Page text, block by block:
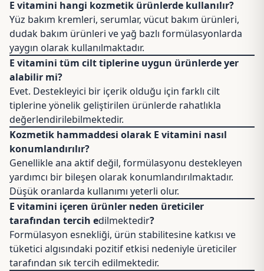
E vitamini hangi kozmetik ürünlerde kullanılır?
Yüz bakım kremleri, serumlar, vücut bakım ürünleri,
dudak bakım ürünleri ve yağ bazlı formülasyonlarda
yaygın olarak kullanılmaktadır.
E vitamini tüm cilt tiplerine uygun ürünlerde yer
alabilir mi?
Evet. Destekleyici bir içerik olduğu için farklı cilt
tiplerine yönelik geliştirilen ürünlerde rahatlıkla
değerlendirilebilmektedir.
Kozmetik hammaddesi olarak E vitamini nasıl
konumlandırılır?
Genellikle ana aktif değil, formülasyonu destekleyen
yardımcı bir bileşen olarak konumlandırılmaktadır.
Düşük oranlarda kullanımı yeterli olur.
E vitamini içeren ürünler neden üreticiler
tarafından tercih edilmektedir?
Formülasyon esnekliği, ürün stabilitesine katkısı ve
tüketici algısındaki pozitif etkisi nedeniyle üreticiler
tarafından sık tercih edilmektedir.